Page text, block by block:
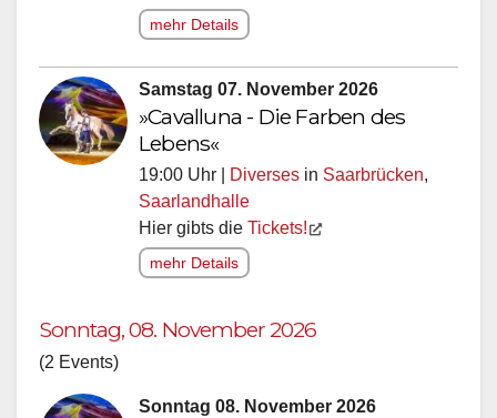
mehr Details
Samstag 07. November 2026
»Cavalluna - Die Farben des
Lebens«
19:00 Uhr | Diverses in Saarbrücken,
Saarlandhalle
Hier gibts die Tickets!
mehr Details
Sonntag, 08. November 2026
(2 Events)
Sonntag 08. November 2026